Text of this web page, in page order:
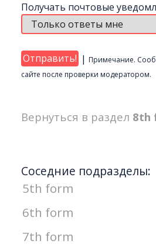
Получать почтовые
| Примечание.
сайте после проверки модератором.
Вернуться в раздел 8th
Соседние подразделы:
5th form
6th form
7th form